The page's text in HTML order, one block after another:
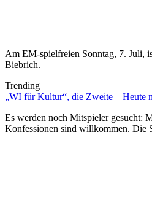
Am EM-spielfreien Sonntag, 7. Juli,
Biebrich.
Trending
„WI für Kultur“, die Zweite – Heute
Es werden noch Mitspieler gesucht:
Konfessionen sind willkommen. Die